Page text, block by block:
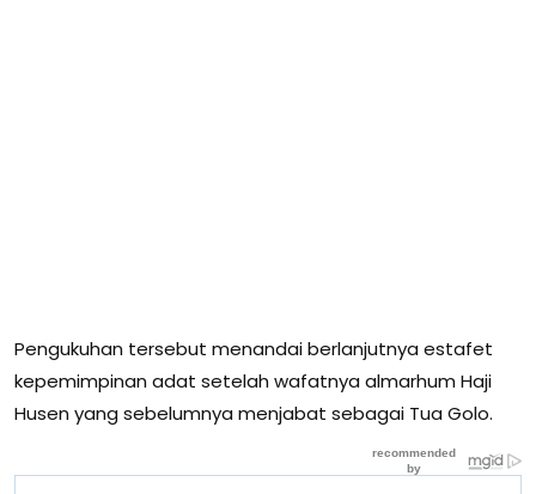
Pengukuhan tersebut menandai berlanjutnya estafet
kepemimpinan adat setelah wafatnya almarhum Haji
Husen yang sebelumnya menjabat sebagai Tua Golo.